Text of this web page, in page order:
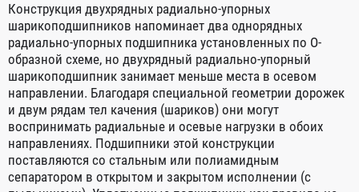
Конструкция двухрядных радиально-упорных
шарикоподшипников напоминает два однорядных
радиально-упорных подшипника установленных по O-
образной схеме, но двухрядный радиально-упорный
шарикоподшипник занимает меньше места в осевом
направлении. Благодаря специальной геометрии дорожек
и двум рядам тел качения (шариков) они могут
воспринимать радиальные и осевые нагрузки в обоих
направлениях. Подшипники этой конструкции
поставляются со стальным или полиамидным
сепаратором в открытом и закрытом исполнении (с